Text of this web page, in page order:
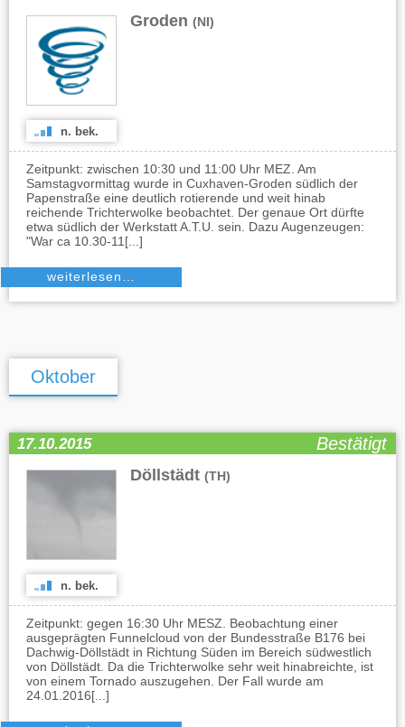
Groden (NI)
n. bek.
Zeitpunkt: zwischen 10:30 und 11:00 Uhr MEZ. Am
Samstagvormittag wurde in Cuxhaven-Groden südlich der
Papenstraße eine deutlich rotierende und weit hinab
reichende Trichterwolke beobachtet. Der genaue Ort dürfte
etwa südlich der Werkstatt A.T.U. sein. Dazu Augenzeugen:
"War ca 10.30-11[...]
weiterlesen…
Oktober
17.10.2015 Bestätigt
Döllstädt (TH)
n. bek.
Zeitpunkt: gegen 16:30 Uhr MESZ. Beobachtung einer
ausgeprägten Funnelcloud von der Bundesstraße B176 bei
Dachwig-Döllstädt in Richtung Süden im Bereich südwestlich
von Döllstädt. Da die Trichterwolke sehr weit hinabreichte, ist
von einem Tornado auszugehen. Der Fall wurde am
24.01.2016[...]